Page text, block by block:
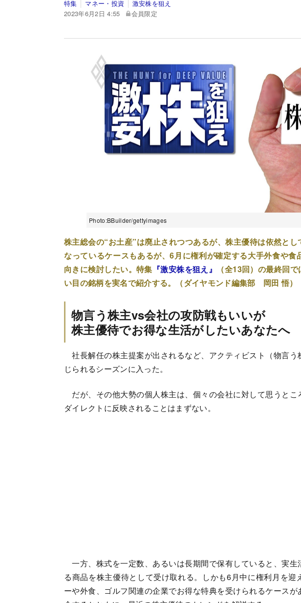
特集 マネー・投資
激安株を狙え
2023年6月2日 4:55
会員限定
Photo:BBuilder/gettyimages
株主総会の“お土産”は廃止されつつあるが、株主優待は依然と
なっているケースもあるが、6月に権利が確定する大手外食や
向きに検討したい。特集 『激安株を狙え』
（全13回）の最終回
い目の銘柄を実名で紹介する。（ダイヤモンド編集部 岡田 悟）
物言う株主vs会社の攻防戦もいいが
株主優待でお得な生活がしたいあなたへ
社長解任の株主提案が出されるなど、アクティビスト（物言
じられるシーズンに入った。
だが、その他大勢の個人株主は、個々の会社に対して思うと
ダイレクトに反映されることはまずない。
一方、株式を一定数、あるいは長期間で保有していると、実生
る商品を株主優待として受け取れる。しかも6月中に権利月を
ーや外食、ゴルフ関連の企業でお得な特典を受けられるケース